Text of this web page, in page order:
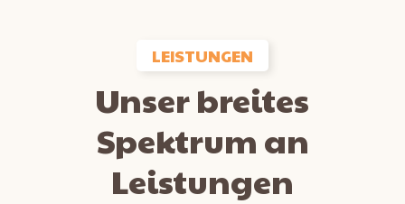
LEISTUNGEN
Unser breites
Spektrum an
Leistungen